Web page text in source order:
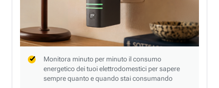
Monitora minuto per minuto il consumo
energetico dei tuoi elettrodomestici per sapere
sempre quanto e quando stai consumando